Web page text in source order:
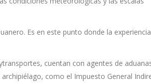
Es en este punto donde la
cuentan con agentes de
como el Impuesto General